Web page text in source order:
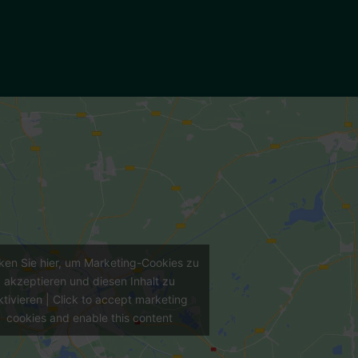
Sie hier, um Marketing-Cookies zu
akzeptieren und diesen Inhalt zu
| Click to accept marketing
cookies and enable this content